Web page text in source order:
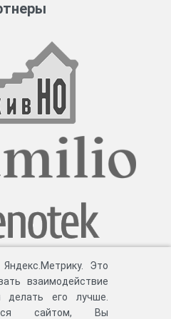
Это
взаимодействие
его лучше.
сайтом, Вы